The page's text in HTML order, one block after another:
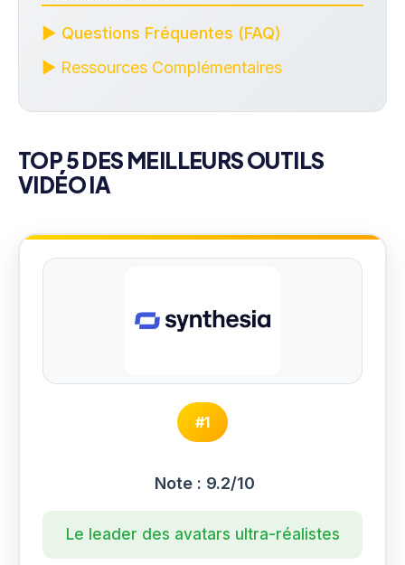
▶ Questions Fréquentes (FAQ)
▶ Ressources Complémentaires
TOP 5 DES MEILLEURS OUTILS
VIDÉO IA
#1
Note : 9.2/10
Le leader des avatars ultra-réalistes